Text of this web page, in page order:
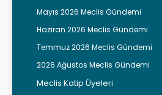
Mayıs 2026 Meclis Gündemi
Haziran 2026 Meclis Gündemi
Temmuz 2026 Meclis Gündemi
2026 Ağustos Meclis Gündemi
Meclis Katip Üyeleri